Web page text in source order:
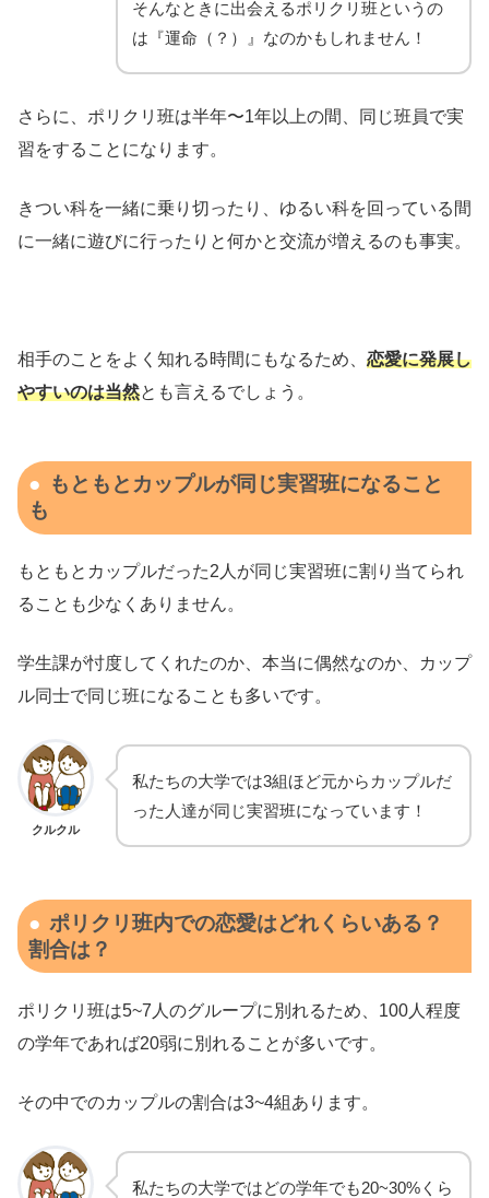
そんなときに出会えるポリクリ班というの
は『運命（？）』なのかもしれません！
さらに、ポリクリ班は半年〜1年以上の間、同じ班員で実
習をすることになります。
きつい科を一緒に乗り切ったり、ゆるい科を回っている間
に一緒に遊びに行ったりと何かと交流が増えるのも事実。
相手のことをよく知れる時間にもなるため、 恋愛に発展し
やすいのは当然とも言えるでしょう。
もともとカップルが同じ実習班になること
も
もともとカップルだった2人が同じ実習班に割り当てられ
ることも少なくありません。
学生課が忖度してくれたのか、本当に偶然なのか、カップ
ル同士で同じ班になることも多いです。
クルクル
私たちの大学では3組ほど元からカップルだ
った人達が同じ実習班になっています！
ポリクリ班内での恋愛はどれくらいある？
割合は？
ポリクリ班は5~7人のグループに別れるため、100人程度
の学年であれば20弱に別れることが多いです。
その中でのカップルの割合は3~4組あります。
私たちの大学ではどの学年でも20~30%くら